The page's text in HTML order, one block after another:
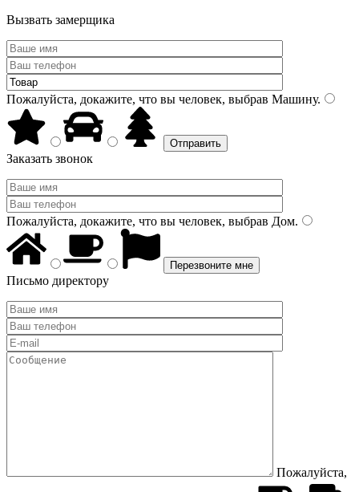
Вызвать замерщика
Пожалуйста, докажите, что вы человек, выбрав Машину.
Заказать звонок
Пожалуйста, докажите, что вы человек, выбрав Дом.
Письмо директору
Пожалуйста,